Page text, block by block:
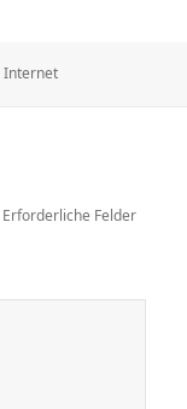
Kategorien
Internet
Erforderliche Felder